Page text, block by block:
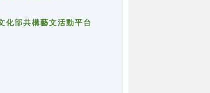
部共構藝文活動平台